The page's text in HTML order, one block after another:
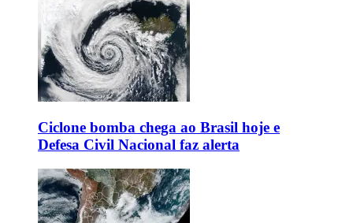
Ciclone bomba chega ao Brasil hoje e
Defesa Civil Nacional faz alerta